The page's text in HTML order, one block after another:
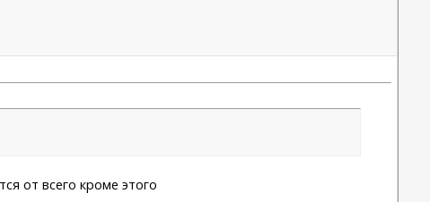
от всего кроме этого